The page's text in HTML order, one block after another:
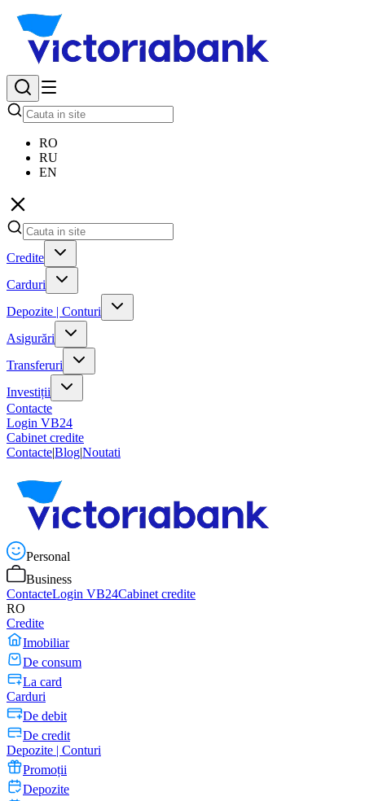
RO
RU
EN
Credite
Carduri
Depozite | Conturi
Asigurări
Transferuri
Investiții
Contacte
Login VB24
Cabinet credite
Contacte|Blog|Noutati
Personal
Business
ContacteLogin VB24Cabinet credite
RO
Credite
Imobiliar
De consum
La card
Carduri
De debit
De credit
Depozite | Conturi
Promoții
Depozite